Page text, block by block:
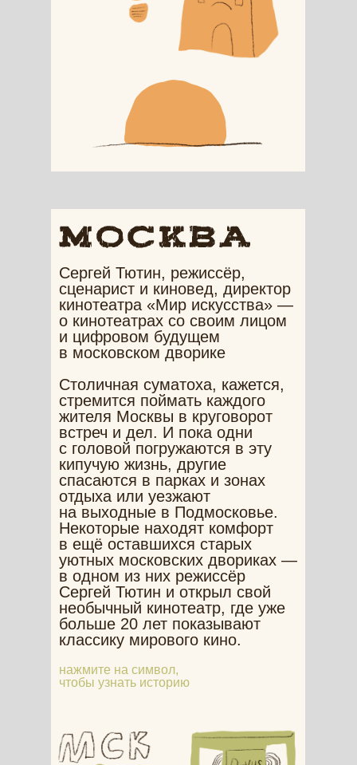
Сергей Тютин, режиссёр,
сценарист и киновед, директор
кинотеатра «Мир искусства» —
о кинотеатрах со своим лицом
и цифровом будущем
в московском дворике
нажмите на символ,
чтобы узнать историю
Столичная суматоха, кажется,
стремится поймать каждого
жителя Москвы в круговорот
встреч и дел. И пока одни
с головой погружаются в эту
кипучую жизнь, другие
спасаются в парках и зонах
отдыха или уезжают
на выходные в Подмосковье.
Некоторые находят комфорт
в ещё оставшихся старых
уютных московских двориках —
в одном из них режиссёр
Сергей Тютин и открыл свой
необычный кинотеатр, где уже
больше 20 лет показывают
классику мирового кино.